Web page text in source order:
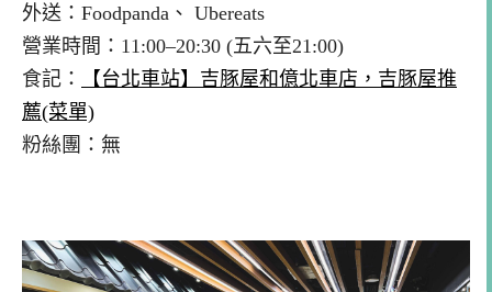
外送：Foodpanda、 Ubereats
營業時間：11:00–20:30 (五六至21:00)
食記：
【台北車站】吉豚屋和億北車店，吉豚屋推
薦(菜單)
粉絲團：無